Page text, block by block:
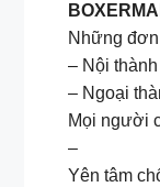
Những
– Nội
– Ngoại
Mọi người
–
Yên tâm